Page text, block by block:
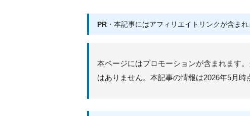
PR ・本記事にはアフィリエイトリンクが含まれ
本ページにはプロモーションが含まれます
はありません。本記事の情報は2026年5月時